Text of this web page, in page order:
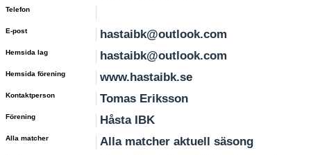
Telefon
E-post hastaibk@outlook.com
Hemsida lag hastaibk@outlook.com
Hemsida förening www.hastaibk.se
Kontaktperson Tomas Eriksson
Förening Håsta IBK
Alla matcher Alla matcher aktuell säsong